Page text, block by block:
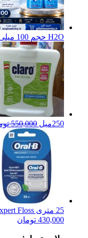
H2O حجم 100 میلی لیتر
250میل
550,000
25 متری Oral-B Pro-Expert Floss
430,000 تومان